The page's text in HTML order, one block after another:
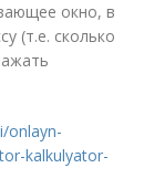
окно, в
(т.е. сколько
onlayn-
kalkulyator-